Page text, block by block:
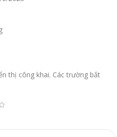
thị công khai. Các trường bắt